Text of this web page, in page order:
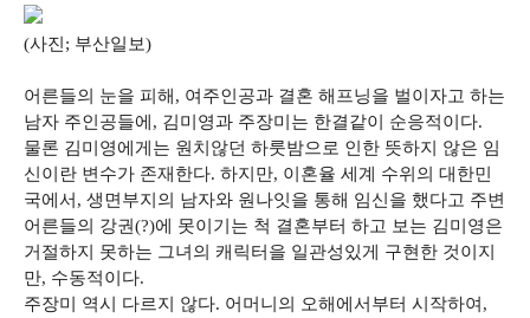
(사진; 부산일보)
어른들의 눈을 피해, 여주인공과 결혼 해프닝을 벌이자고 하는
남자 주인공들에, 김미영과 주장미는 한결같이 순응적이다.
물론 김미영에게는 원치않던 하룻밤으로 인한 뜻하지 않은 임
신이란 변수가 존재한다. 하지만, 이혼율 세계 수위의 대한민
국에서, 생면부지의 남자와 원나잇을 통해 임신을 했다고 주변
어른들의 강권(?)에 못이기는 척 결혼부터 하고 보는 김미영은
거절하지 못하는 그녀의 캐릭터을 일관성있게 구현한 것이지
만, 수동적이다.
주장미 역시 다르지 않다. 어머니의 오해에서부터 시작하여,